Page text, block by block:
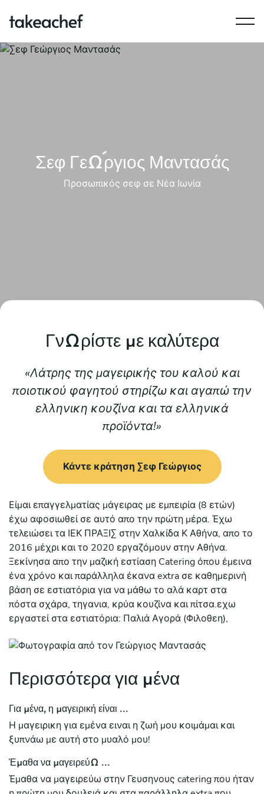
Σεφ Γεώργιος Μαντασάς
Προσωπικός σεφ σε Νέα Ιωνία
Γνωρίστε με καλύτερα
Λάτρης της μαγειρικής του καλού και
ποιοτικού φαγητού στηρίζω και αγαπώ την
ελληνικη κουζίνα και τα ελληνικά
προϊόντα!
Κάντε κράτηση Σεφ Γεώργιος
Είμαι επαγγελματίας μάγειρας με εμπειρία (8 ετών)
έχω αφοσιωθεί σε αυτό απο την πρώτη μέρα. Έχω
τελειώσει τα ΙΕΚ ΠΡΑΞΙΣ στην Χαλκίδα Κ Αθήνα, απο το
2016 μέχρι και το 2020 εργαζόμουν στην Αθήνα.
Ξεκίνησα απο την μαζική εστίαση Catering όπου έμεινα
ένα χρόνο και παράλληλα έκανα extra σε καθημερινή
βάση σε εστιατόρια για να μάθω το αλά καρτ στα
πόστα σχάρα, τηγανια, κρύα κουζίνα και πίτσα.εχω
εργαστεί στα εστιατόρια: Παλιά Αγορά (Φιλοθεη),
Ερυθραια), BeerOnUs (Βυρωνας), 33 Squared The Bar
(Αμπελοκηποι) Pizza Workshop (Κωλονακι), Κίτρο
(Πλάκα) Γευσηνους Catering (Κηφισιά), Evia Silence Yoga
Retreat Hotel (Πόρτο Μπούφαλο, Εύβοια), Riviera
RestoBar (Ερέτρια, Εύβοια)
Εχω παρακολουθήσει τα εξής σεμινάρια: SUSHI AND
ASIAN FUSION Hand on practice 12 ωρών με τον Χρονη
Δαμαλά.
Περισσότερα για μένα
Για μένα, η μαγειρική είναι ...
Η μαγειρικη για εμένα ειναι η ζωή μου κοιμάμαι και
ξυπνάω με αυτή στο μυαλό μου!
Έμαθα να μαγειρεύω ...
Έμαθα να μαγειρεύω στην Γευσηνους catering που ήταν